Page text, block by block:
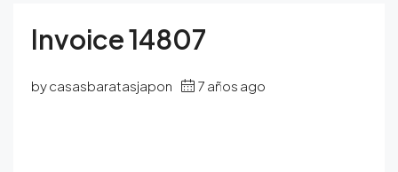
Invoice 14807
by casasbaratasjapon 7 años ago